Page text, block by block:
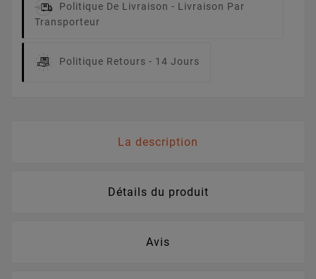
Politique De Livraison - Livraison Par
Transporteur
Politique Retours - 14 Jours
La description
Détails du produit
Avis